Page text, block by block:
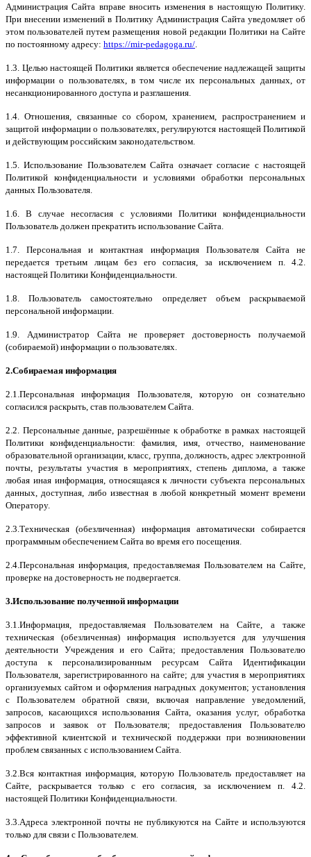
Администрация Сайта вправе вносить изменения в настоящую Политику.
При внесении изменений в Политику Администрация Сайта уведомляет об
этом пользователей путем размещения новой редакции Политики на Сайте
по постоянному адресу: https://mir-pedagoga.ru/.
1.3. Целью настоящей Политики является обеспечение надлежащей защиты
информации о пользователях, в том числе их персональных данных, от
несанкционированного доступа и разглашения.
1.4. Отношения, связанные со сбором, хранением, распространением и
защитой информации о пользователях, регулируются настоящей Политикой
и действующим российским законодательством.
1.5. Использование Пользователем Сайта означает согласие с настоящей
Политикой конфиденциальности и условиями обработки персональных
данных Пользователя.
1.6. В случае несогласия с условиями Политики конфиденциальности
Пользователь должен прекратить использование Сайта.
1.7. Персональная и контактная информация Пользователя Сайта не
передается третьим лицам без его согласия, за исключением п. 4.2.
настоящей Политики Конфиденциальности.
1.8. Пользователь самостоятельно определяет объем раскрываемой
персональной информации.
1.9. Администратор Сайта не проверяет достоверность получаемой
(собираемой) информации о пользователях.
2.Собираемая информация
2.1.Персональная информация Пользователя, которую он сознательно
согласился раскрыть, став пользователем Сайта.
2.2. Персональные данные, разрешённые к обработке в рамках настоящей
Политики конфиденциальности: фамилия, имя, отчество, наименование
образовательной организации, класс, группа, должность, адрес электронной
почты, результаты участия в мероприятиях, степень диплома, а также
любая иная информация, относящаяся к личности субъекта персональных
данных, доступная, либо известная в любой конкретный момент времени
Оператору.
2.3.Техническая (обезличенная) информация автоматически собирается
программным обеспечением Сайта во время его посещения.
2.4.Персональная информация, предоставляемая Пользователем на Сайте,
проверке на достоверность не подвергается.
3.Использование полученной информации
3.1.Информация, предоставляемая Пользователем на Сайте, а также
техническая (обезличенная) информация используется для улучшения
деятельности Учреждения и его Сайта; предоставления Пользователю
доступа к персонализированным ресурсам Сайта Идентификации
Пользователя, зарегистрированного на сайте; для участия в мероприятиях
организуемых сайтом и оформления наградных документов; установления
с Пользователем обратной связи, включая направление уведомлений,
запросов, касающихся использования Сайта, оказания услуг, обработка
запросов и заявок от Пользователя; предоставления Пользователю
эффективной клиентской и технической поддержки при возникновении
проблем связанных с использованием Сайта.
3.2.Вся контактная информация, которую Пользователь предоставляет на
Сайте, раскрывается только с его согласия, за исключением п. 4.2.
настоящей Политики Конфиденциальности.
3.3.Адреса электронной почты не публикуются на Сайте и используются
только для связи с Пользователем.